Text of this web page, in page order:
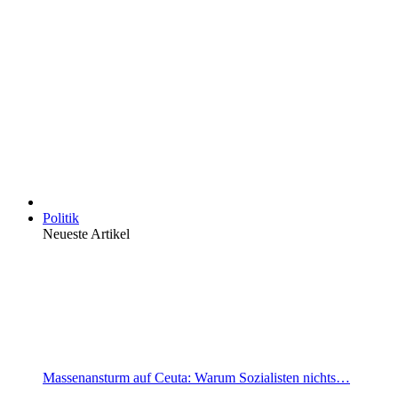
Politik
Neueste Artikel
Massenansturm auf Ceuta: Warum Sozialisten nichts…